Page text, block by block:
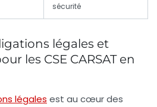
sécurité
légales et
les CSE CARSAT en
légales est au cœur des